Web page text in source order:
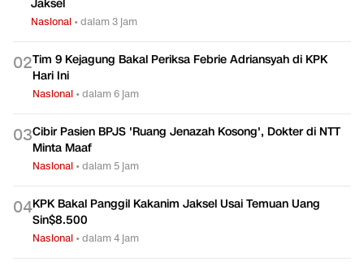
Jaksel
Nasional •dalam 3 jam
02Tim 9 Kejagung Bakal Periksa Febrie Adriansyah di KPK
Hari Ini
Nasional •dalam 6 jam
03Cibir Pasien BPJS 'Ruang Jenazah Kosong', Dokter di NTT
Minta Maaf
Nasional •dalam 5 jam
04KPK Bakal Panggil Kakanim Jaksel Usai Temuan Uang
Sin$8.500
Nasional •dalam 4 jam